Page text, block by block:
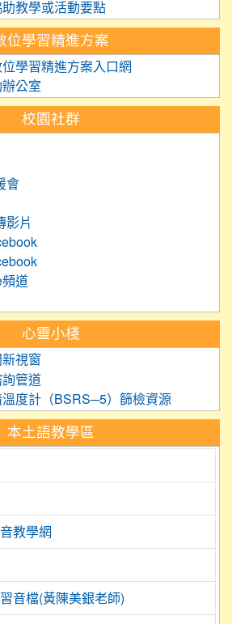
教學或活動要點
位學習精進方案
學習精進方案入口網
公室
校園社群
會
影片
頻道
心靈小棧
管道
度計（BSRS─5）篩檢資源
本土語教學區
教學網
音檔(黃陳美銀老師)